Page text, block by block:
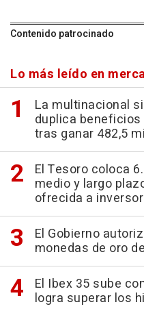
Contenido patrocinado
Lo más leído en
La multinacional
duplica
tras ganar 482,5
El Tesoro coloca
medio y largo
ofrecida a
El Gobierno
monedas de oro
El Ibex 35 sube
logra superar los